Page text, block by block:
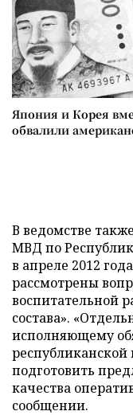
Япония и Корея
обвалили
В ведомстве
МВД по
в апреле 2012
рассмотрены
воспитательной
состава».
исполняющему
подготовить
качества
сообщении.